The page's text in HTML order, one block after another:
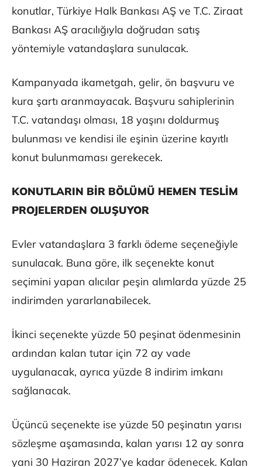
konutlar, Türkiye Halk Bankası AŞ ve T.C. Ziraat
Bankası AŞ aracılığıyla doğrudan satış
yöntemiyle vatandaşlara sunulacak.
Kampanyada ikametgah, gelir, ön başvuru ve
kura şartı aranmayacak. Başvuru sahiplerinin
T.C. vatandaşı olması, 18 yaşını doldurmuş
bulunması ve kendisi ile eşinin üzerine kayıtlı
konut bulunmaması gerekecek.
KONUTLARIN BİR BÖLÜMÜ HEMEN TESLİM
PROJELERDEN OLUŞUYOR
Evler vatandaşlara 3 farklı ödeme seçeneğiyle
sunulacak. Buna göre, ilk seçenekte konut
seçimini yapan alıcılar peşin alımlarda yüzde 25
indirimden yararlanabilecek.
İkinci seçenekte yüzde 50 peşinat ödenmesinin
ardından kalan tutar için 72 ay vade
uygulanacak, ayrıca yüzde 8 indirim imkanı
sağlanacak.
Üçüncü seçenekte ise yüzde 50 peşinatın yarısı
sözleşme aşamasında, kalan yarısı 12 ay sonra
yani 30 Haziran 2027’ye kadar ödenecek. Kalan